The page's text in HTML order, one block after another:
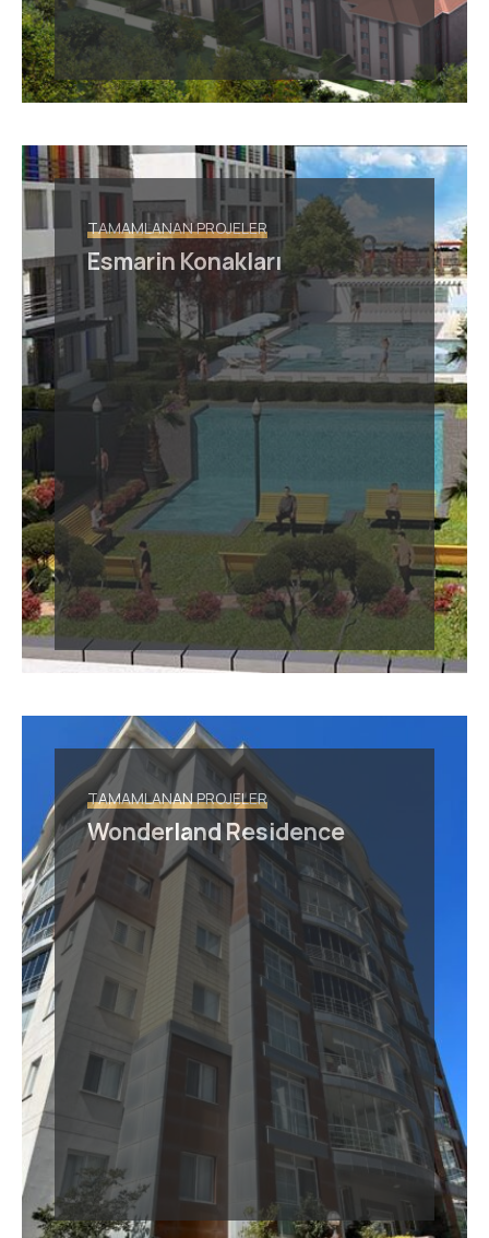
TAMAMLANAN PROJELER
Esmarin Konakları
TAMAMLANAN PROJELER
Wonderland Residence